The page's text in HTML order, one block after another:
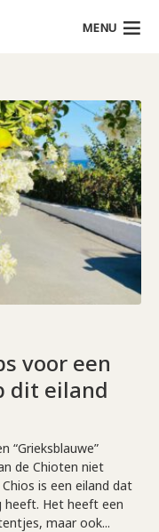
MENU
voor een
dit eiland
“Grieksblauwe”
de Chioten niet
is een eiland dat
heeft. Het heeft een
maar ook...